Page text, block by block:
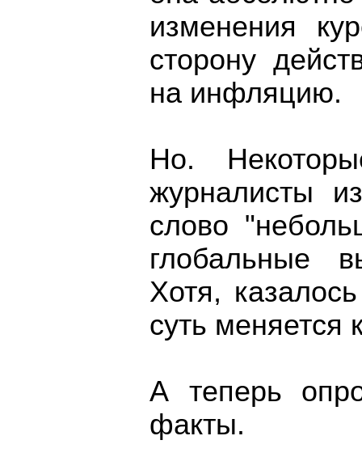
изменения
сторону
на инфляцию.
Но.
журналисты
слово
глобальные
Хотя,
суть меняется
А теперь
факты.